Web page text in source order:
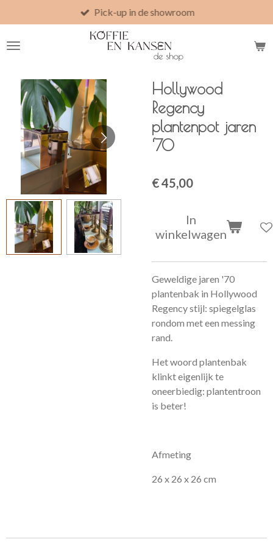
direct
naar
Pick-up in de showroom
Hollywood
Regency
plantenpot jaren
‘70
€ 45,00
In
winkelwagen
Geweldige jaren '70
plantenbak in Hollywood
Regency stijl: spiegelglas
rondom met een messing
rand.
Het woord plantenbak
klinkt eigenlijk te
oneerbiedig: plantentroon
is beter!
Afmeting
26 x 26 x 26 cm